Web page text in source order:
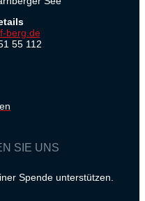
berg.de
55 112
SIE UNS
Spende unterstützen.